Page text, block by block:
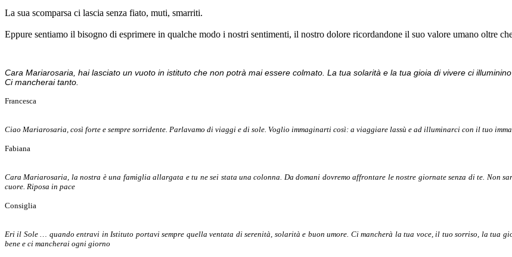
La sua scomparsa ci lascia senza fiato, muti, smarriti.
Eppure sentiamo il bisogno di esprimere in qualche modo i nostri sentimenti, il nostro dolore ricordandone il suo valore umano oltre
Cara Mariarosaria, hai lasciato un vuoto in istituto che non potrà mai essere colmato. La tua solarità e la tua gioia di vivere ci
Ci mancherai tanto.
Francesca
Ciao Mariarosaria, così forte e sempre sorridente. Parlavamo di viaggi e di sole. Voglio immaginarti così: a viaggiare lassù e ad illuminarci con il tuo
Fabiana
Cara Mariarosaria, la nostra è una famiglia allargata e tu ne sei stata una colonna. Da domani dovremo affrontare le nostre giornate senza di te. Non
cuore. Riposa in pace
Consiglia
Eri il Sole … quando entravi in Istituto portavi sempre quella ventata di serenità, solarità e buon umore. Ci mancherà la tua voce, il tuo sorriso, la tua
bene e ci mancherai ogni giorno